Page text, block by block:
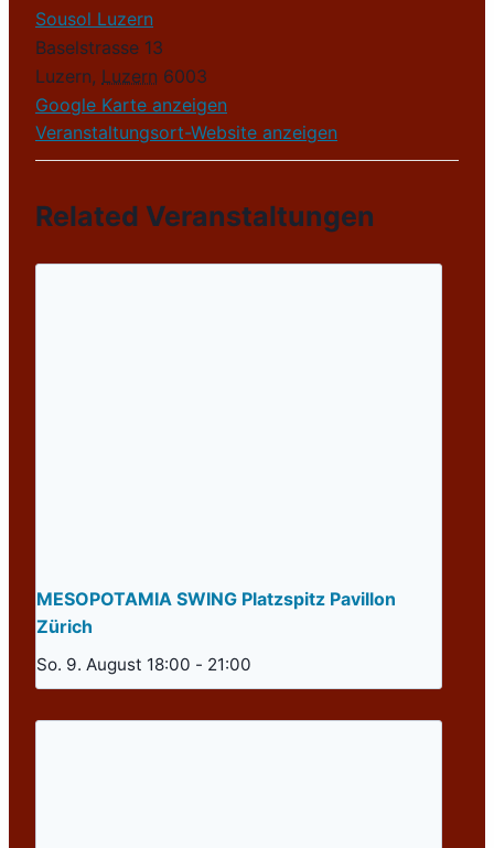
Sousol Luzern
Baselstrasse 13
Luzern, Luzern 6003
Google Karte anzeigen
Veranstaltungsort-Website anzeigen
Related Veranstaltungen
MESOPOTAMIA SWING Platzspitz Pavillon
Zürich
So. 9. August 18:00 - 21:00